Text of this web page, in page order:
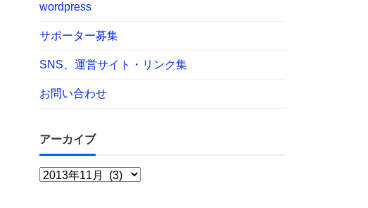
wordpress
サポーター募集
SNS、運営サイト・リンク集
お問い合わせ
アーカイブ